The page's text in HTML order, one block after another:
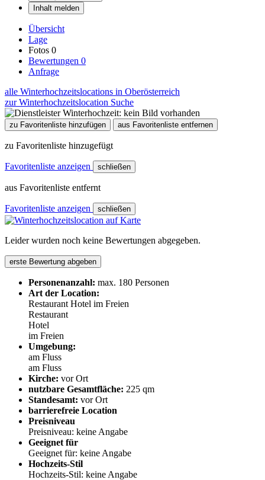
Inhalt melden
Übersicht
Lage
Fotos 0
Bewertungen 0
Anfrage
alle Winterhochzeitslocations in Oberösterreich
zur Winterhochzeitslocation Suche
zu Favoritenliste hinzufügen aus Favoritenliste entfernen
zu Favoritenliste hinzugefügt
Favoritenliste anzeigen schließen
aus Favoritenliste entfernt
Favoritenliste anzeigen schließen
Leider wurden noch keine Bewertungen abgegeben.
erste Bewertung abgeben
Personenanzahl: max. 180 Personen
Art der Location:
Restaurant Hotel im Freien
Restaurant
Hotel
im Freien
Umgebung:
am Fluss
am Fluss
Kirche: vor Ort
nutzbare Gesamtfläche: 225 qm
Standesamt: vor Ort
barrierefreie Location
Preisniveau
Preisniveau: keine Angabe
Geeignet für
Geeignet für: keine Angabe
Hochzeits-Stil
Hochzeits-Stil: keine Angabe